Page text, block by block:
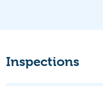
Inspections